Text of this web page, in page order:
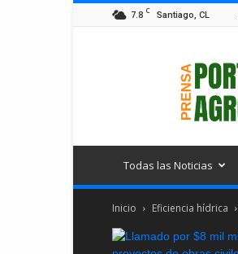
7.8 C Santiago, CL
Todas las Noticias
Inicio Eficiencia hídrica